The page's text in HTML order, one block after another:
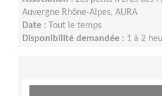
Auvergne Rhône-Alpes, AURA
Date : Tout le temps
Disponibilité demandée : 1 à 2